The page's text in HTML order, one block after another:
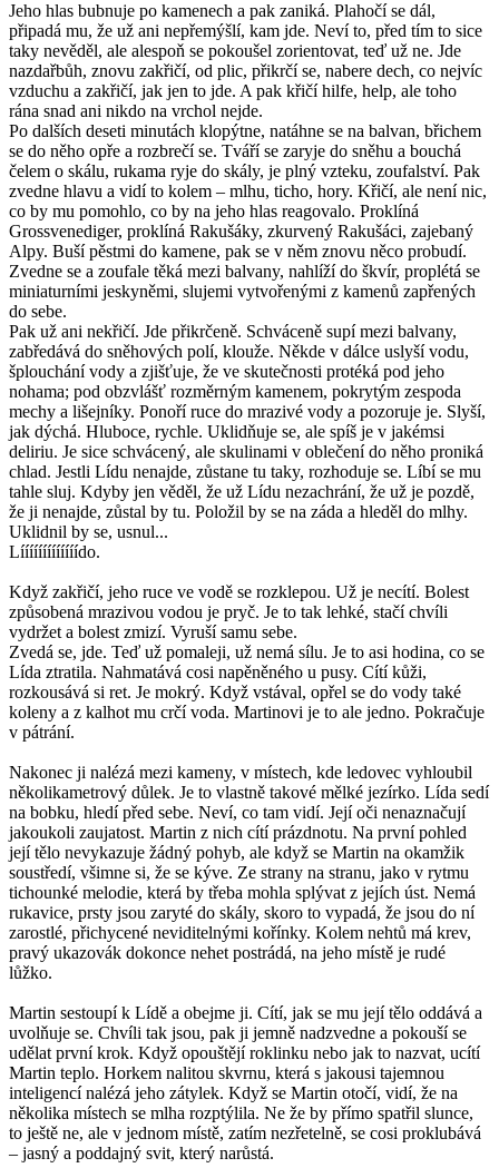
Jeho hlas bubnuje po kamenech a pak zaniká. Plahočí se dál,
připadá mu, že už ani nepřemýšlí, kam jde. Neví to, před tím to sice
taky nevěděl, ale alespoň se pokoušel zorientovat, teď už ne. Jde
nazdařbůh, znovu zakřičí, od plic, přikrčí se, nabere dech, co nejvíc
vzduchu a zakřičí, jak jen to jde. A pak křičí hilfe, help, ale toho
rána snad ani nikdo na vrchol nejde.
Po dalších deseti minutách klopýtne, natáhne se na balvan, břichem
se do něho opře a rozbrečí se. Tváří se zaryje do sněhu a bouchá
čelem o skálu, rukama ryje do skály, je plný vzteku, zoufalství. Pak
zvedne hlavu a vidí to kolem – mlhu, ticho, hory. Křičí, ale není nic,
co by mu pomohlo, co by na jeho hlas reagovalo. Proklíná
Grossvenediger, proklíná Rakušáky, zkurvený Rakušáci, zajebaný
Alpy. Buší pěstmi do kamene, pak se v něm znovu něco probudí.
Zvedne se a zoufale těká mezi balvany, nahlíží do škvír, proplétá se
miniaturními jeskyněmi, slujemi vytvořenými z kamenů zapřených
do sebe.
Pak už ani nekřičí. Jde přikrčeně. Schváceně supí mezi balvany,
zabředává do sněhových polí, klouže. Někde v dálce uslyší vodu,
šplouchání vody a zjišťuje, že ve skutečnosti protéká pod jeho
nohama; pod obzvlášť rozměrným kamenem, pokrytým zespoda
mechy a lišejníky. Ponoří ruce do mrazivé vody a pozoruje je. Slyší,
jak dýchá. Hluboce, rychle. Uklidňuje se, ale spíš je v jakémsi
deliriu. Je sice schvácený, ale skulinami v oblečení do něho proniká
chlad. Jestli Lídu nenajde, zůstane tu taky, rozhoduje se. Líbí se mu
tahle sluj. Kdyby jen věděl, že už Lídu nezachrání, že už je pozdě,
že ji nenajde, zůstal by tu. Položil by se na záda a hleděl do mlhy.
Uklidnil by se, usnul...
Lííííííííííííído.
Když zakřičí, jeho ruce ve vodě se rozklepou. Už je necítí. Bolest
způsobená mrazivou vodou je pryč. Je to tak lehké, stačí chvíli
vydržet a bolest zmizí. Vyruší samu sebe.
Zvedá se, jde. Teď už pomaleji, už nemá sílu. Je to asi hodina, co se
Lída ztratila. Nahmatává cosi napěněného u pusy. Cítí kůži,
rozkousává si ret. Je mokrý. Když vstával, opřel se do vody také
koleny a z kalhot mu crčí voda. Martinovi je to ale jedno. Pokračuje
v pátrání.
Nakonec ji nalézá mezi kameny, v místech, kde ledovec vyhloubil
několikametrový důlek. Je to vlastně takové mělké jezírko. Lída sedí
na bobku, hledí před sebe. Neví, co tam vidí. Její oči nenaznačují
jakoukoli zaujatost. Martin z nich cítí prázdnotu. Na první pohled
její tělo nevykazuje žádný pohyb, ale když se Martin na okamžik
soustředí, všimne si, že se kýve. Ze strany na stranu, jako v rytmu
tichounké melodie, která by třeba mohla splývat z jejích úst. Nemá
rukavice, prsty jsou zaryté do skály, skoro to vypadá, že jsou do ní
zarostlé, přichycené neviditelnými kořínky. Kolem nehtů má krev,
pravý ukazovák dokonce nehet postrádá, na jeho místě je rudé
lůžko.
Martin sestoupí k Lídě a obejme ji. Cítí, jak se mu její tělo oddává a
uvolňuje se. Chvíli tak jsou, pak ji jemně nadzvedne a pokouší se
udělat první krok. Když opouštějí roklinku nebo jak to nazvat, ucítí
Martin teplo. Horkem nalitou skvrnu, která s jakousi tajemnou
inteligencí nalézá jeho zátylek. Když se Martin otočí, vidí, že na
několika místech se mlha rozptýlila. Ne že by přímo spatřil slunce,
to ještě ne, ale v jednom místě, zatím nezřetelně, se cosi proklubává
– jasný a poddajný svit, který narůstá.